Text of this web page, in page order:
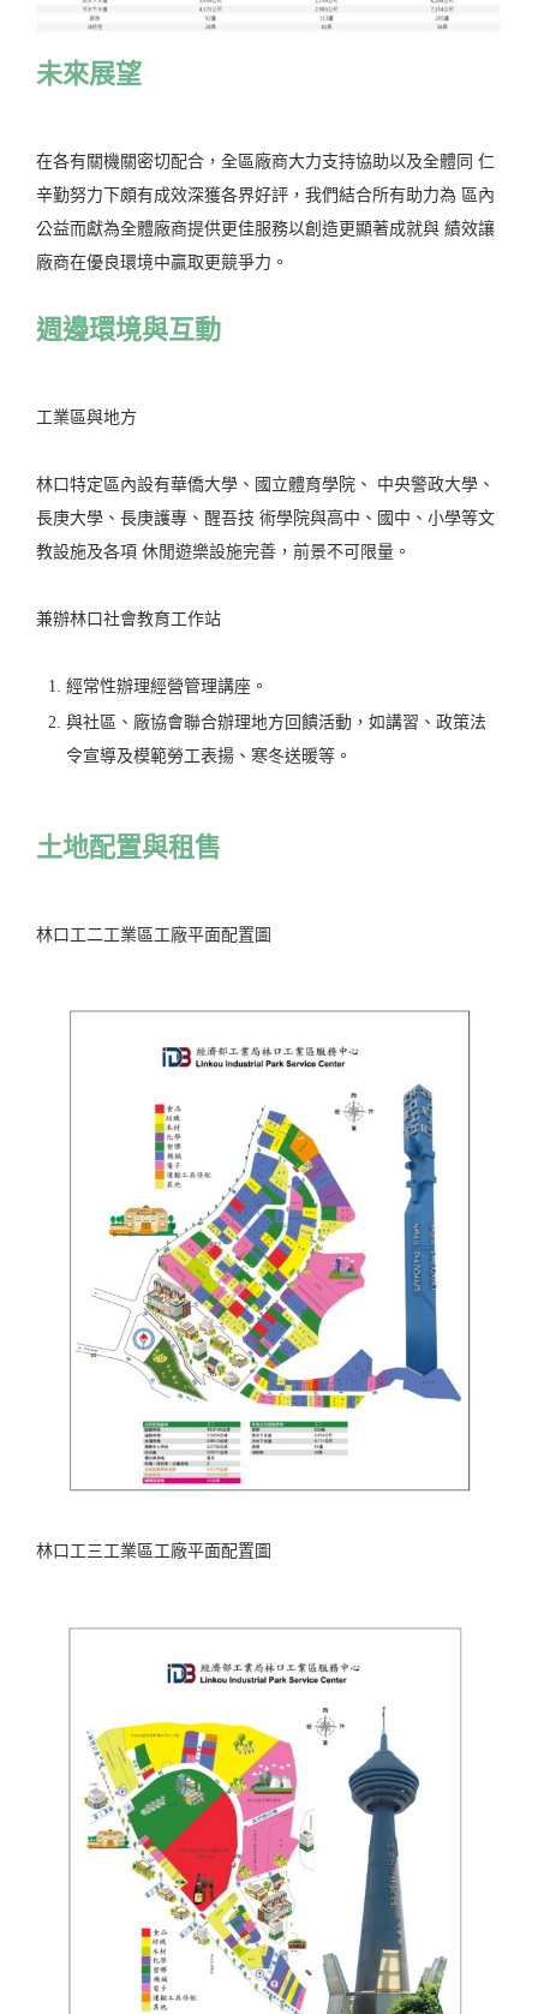
未來展望
在各有關機關密切配合，全區廠商大力支持協助以及全體同 仁
辛勤努力下頗有成效深獲各界好評，我們結合所有助力為 區內
公益而獻為全體廠商提供更佳服務以創造更顯著成就與 績效讓
廠商在優良環境中贏取更競爭力。
週邊環境與互動
工業區與地方
林口特定區內設有華僑大學、國立體育學院、 中央警政大學、
長庚大學、長庚護專、醒吾技 術學院與高中、國中、小學等文
教設施及各項 休閒遊樂設施完善，前景不可限量。
兼辦林口社會教育工作站
經常性辦理經營管理講座。
與社區、廠協會聯合辦理地方回饋活動，如講習、政策法
令宣導及模範勞工表揚、寒冬送暖等。
土地配置與租售
林口工二工業區工廠平面配置圖
林口工三工業區工廠平面配置圖